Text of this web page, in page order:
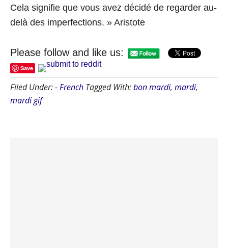
Cela signifie que vous avez décidé de regarder au-
delà des imperfections. » Aristote
Please follow and like us:
Save
Filed Under:- French Tagged With:bon mardi, mardi,
mardi gif